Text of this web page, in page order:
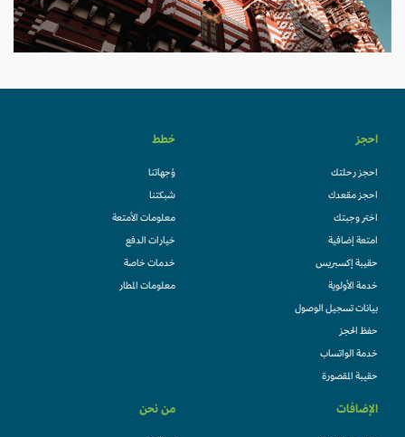
احجز
احجز رحلتك
احجز مقعدك
اختر وجبتك
امتعة إضافية
حقيبة إكسبريس
خدمة الأولوية
بيانات تسجيل الوصول
حفظ الحجز
خدمة الواتساب
حقيبة المقصورة
خطط
وُجهاتنا
شبكتنا
معلومات الأمتعة
خيارات الدفع
خدمات خاصة
معلومات المطار
الإضافات من نحن